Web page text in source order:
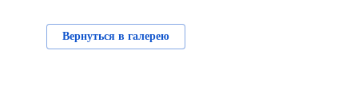
Вернуться в галерею